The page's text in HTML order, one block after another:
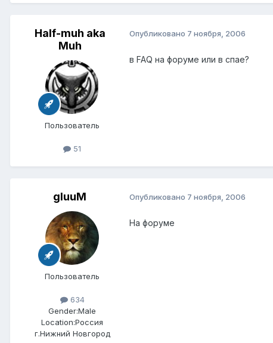
Half-muh aka
Muh
Пользователь
51
Опубликовано 7 ноября, 2006
в FAQ на форуме или в спае?
gluuM
Пользователь
634
Gender:Male
Location:Россия
г.Нижний Новгород
Опубликовано 7 ноября, 2006
На форуме